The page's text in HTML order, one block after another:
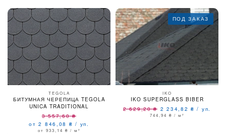
TEGOLA
БИТУМНАЯ ЧЕРЕПИЦА TEGOLA
UNICA TRADITIONAL
3 557,60₴
от 2 846,08 ₴ / уп.
от 933,14 ₴ / м²
ПОД ЗАКАЗ
IKO
IKO SUPERGLASS BIBER
2 629,20₴ 2 234,82₴ / уп.
744,94 ₴ / м²